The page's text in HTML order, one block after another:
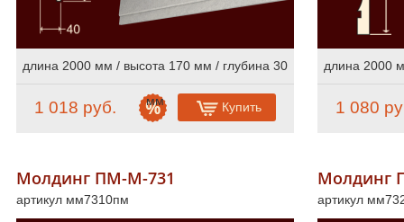
длина 2000 мм / высота 170 мм / глубина 30
мм
1 018 руб. Купить
длина 2000
1 080
Молдинг ПМ-М-731
артикул мм7310пм
Молдинг
артикул